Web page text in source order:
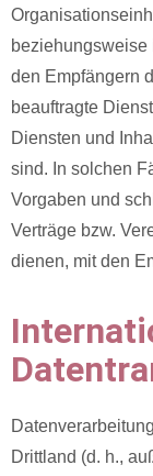
beziehungsweise
den Empfängern
beauftragte
Diensten und
sind. In solchen
Vorgaben und
Verträge bzw.
dienen, mit den
Drittland (d. h.,